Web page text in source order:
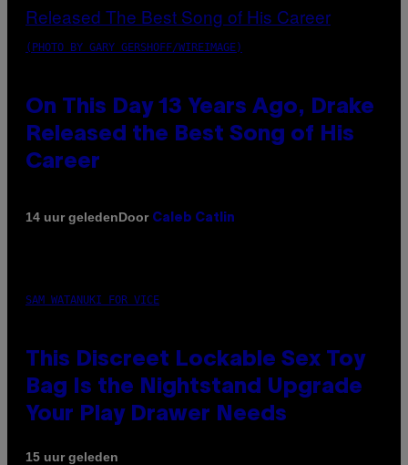
(PHOTO BY GARY GERSHOFF/WIREIMAGE)
On This Day 13 Years Ago, Drake
Released the Best Song of His
Career
14 uur geledenDoor Caleb Catlin
SAM WATANUKI FOR VICE
This Discreet Lockable Sex Toy
Bag Is the Nightstand Upgrade
Your Play Drawer Needs
15 uur geleden